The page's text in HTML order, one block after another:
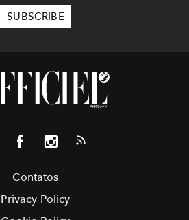
Contatos
Privacy Policy